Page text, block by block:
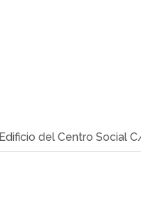
Edificio del Centro Social